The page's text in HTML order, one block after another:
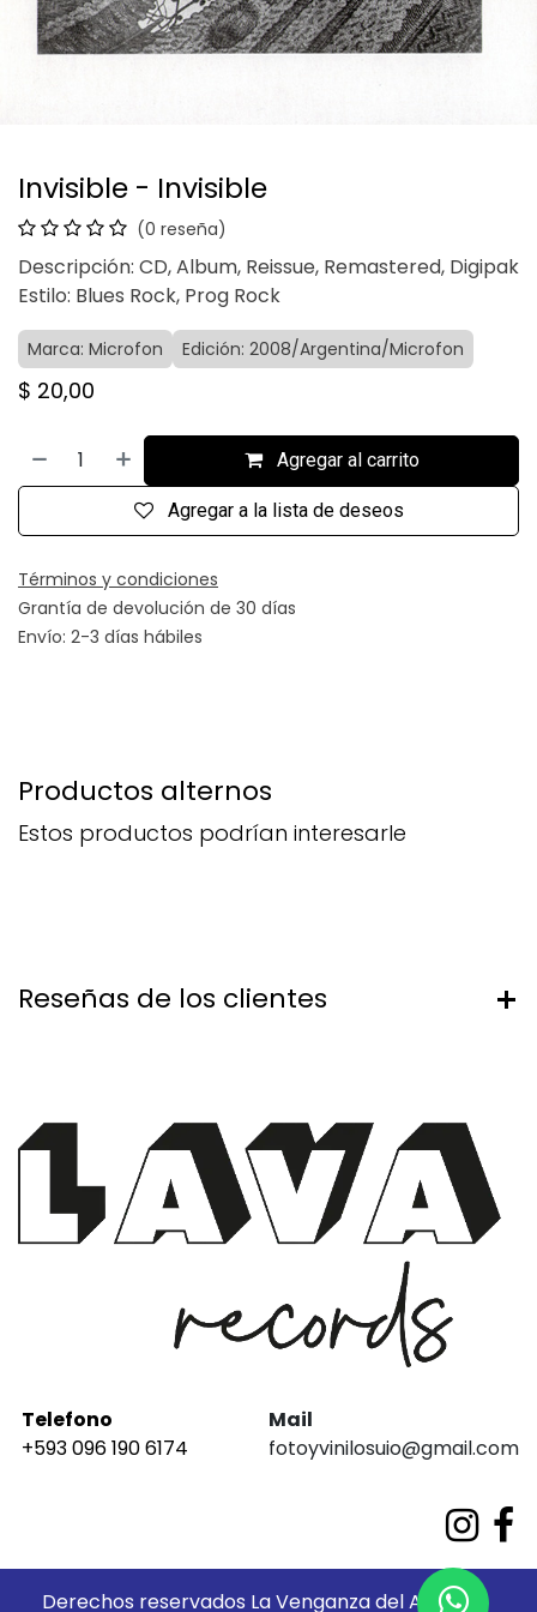
Invisible - Invisible
(0 reseña)
Descripción: CD, Album, Reissue, Remastered, Digipak
Estilo: Blues Rock, Prog Rock
Marca: Microfon Edición: 2008/Argentina/Microfon
$ 20,00
Agregar al carrito
Agregar a la lista de deseos
Términos y condiciones
Grantía de devolución de 30 días
Envío: 2-3 días hábiles
Productos alternos
Estos productos podrían interesarle
Reseñas de los clientes
Telefono
+593 096 190 6174
Mail
fotoyvinilosuio@gmail.com
Derechos reservados La Venganza del Análogo